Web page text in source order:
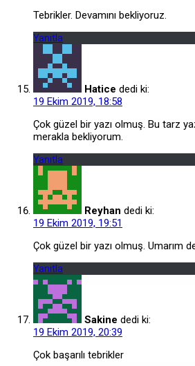
Tebrikler. Devamını bekliyoruz.
Yanıtla
Hatice dedi ki:
19 Ekim 2019, 18:58
Çok güzel bir yazı olmuş. Bu tarz
merakla bekliyorum.
Yanıtla
Reyhan dedi ki:
19 Ekim 2019, 19:51
Çok güzel bir yazı olmuş. Umarım
Yanıtla
Sakine dedi ki:
19 Ekim 2019, 20:39
Çok başarılı tebrikler